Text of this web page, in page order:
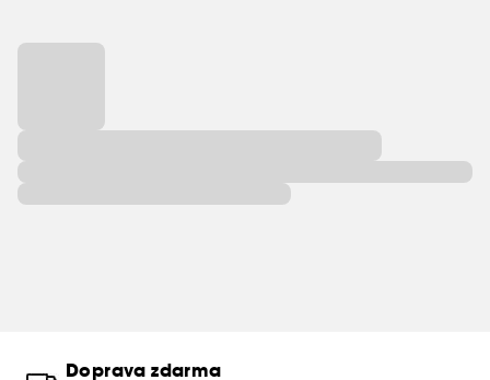
Doprava zdarma